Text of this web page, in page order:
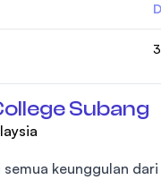
Subang
keunggulan